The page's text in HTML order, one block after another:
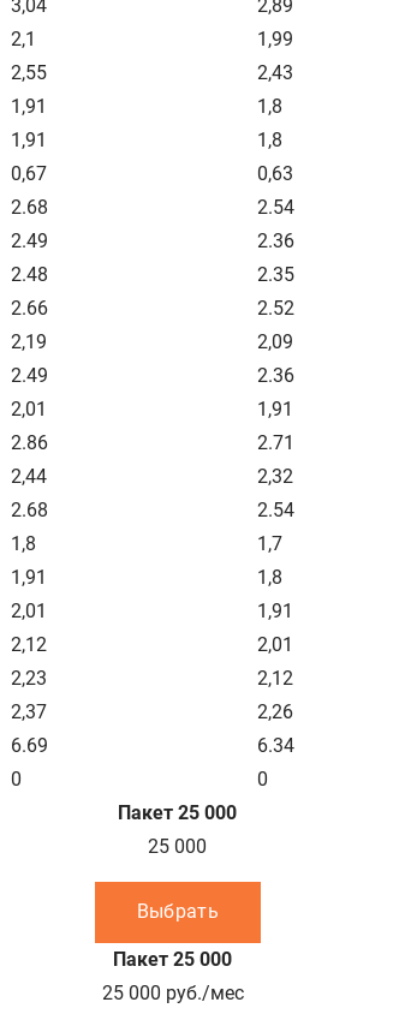
3,04 2,89
2,1 1,99
2,55 2,43
1,91 1,8
1,91 1,8
0,67 0,63
2.68 2.54
2.49 2.36
2.48 2.35
2.66 2.52
2,19 2,09
2.49 2.36
2,01 1,91
2.86 2.71
2,44 2,32
2.68 2.54
1,8 1,7
1,91 1,8
2,01 1,91
2,12 2,01
2,23 2,12
2,37 2,26
6.69 6.34
0 0
Пакет 25 000
25 000
Выбрать
Пакет 25 000
25 000 руб./мес